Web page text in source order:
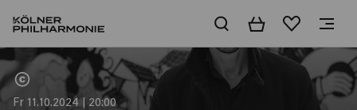
WarenkorbMerkliste
Fr 11.10.2024 | 20:00